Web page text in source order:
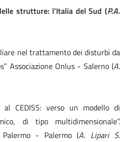
strutture: l’Italia del Sud (P.A.
nel trattamento dei disturbi da
Associazione Onlus - Salerno (A.
al CEDISS: verso un modello di
di tipo multidimensionale”.
- Palermo (A. Lipari S.